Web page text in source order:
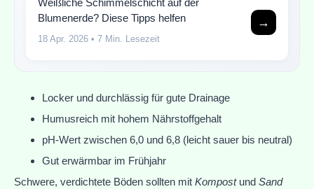
Blumenerde? Diese Tipps helfen
18 Apr. 2026 • 7 Min. Lesezeit
→
Locker und durchlässig für gute Drainage
Humusreich mit hohem Nährstoffgehalt
pH-Wert zwischen 6,0 und 6,8 (leicht sauer bis neutral)
Gut erwärmbar im Frühjahr
Schwere, verdichtete Böden sollten mit Kompostund Sand